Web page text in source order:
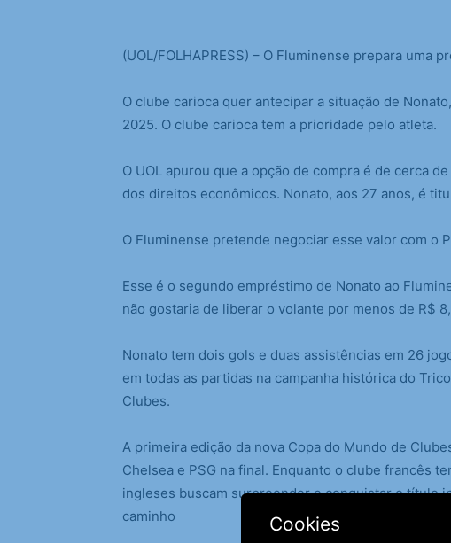
(UOL/FOLHAPRESS) – O Fluminense prepara uma
O clube carioca quer antecipar a situação de
2025. O clube carioca tem a prioridade pelo atleta.
O UOL apurou que a opção de compra é de cerca
dos direitos econômicos. Nonato, aos 27 anos, é
O Fluminense pretende negociar esse valor com o
Esse é o segundo empréstimo de Nonato ao
não gostaria de liberar o volante por menos de R$
Nonato tem dois gols e duas assistências em 26
em todas as partidas na campanha histórica do
Clubes.
A primeira edição da nova Copa do Mundo de
Chelsea e PSG na final. Enquanto o clube francês
ingleses buscam surpreender e conquistar o título
caminho
Cookies